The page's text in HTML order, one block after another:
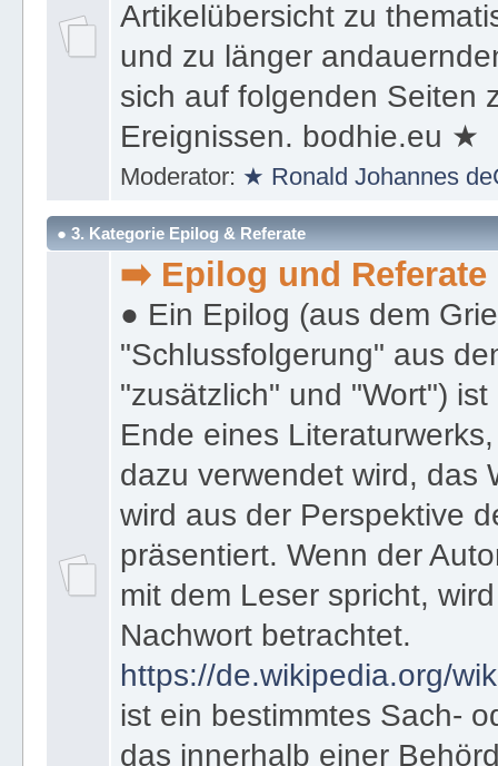
Nachrichten, Wissen und
Artikelübersicht zu
und zu länger
sich auf folgenden Seiten
Ereignissen. bodhie.eu ★
Moderator:★ Ronald Johannes
● 3. Kategorie Epilog & Referate
➡️ Epilog und Referate
● Ein Epilog (aus dem
"Schlussfolgerung" aus
"zusätzlich" und "Wort")
Ende eines
dazu verwendet wird, das
wird aus der Perspektive
präsentiert. Wenn der
mit dem Leser spricht,
Nachwort betrachtet.
https://de.wikipedia.org/
ist ein bestimmtes Sach-